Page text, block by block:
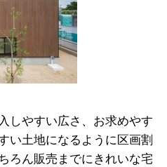
しやすい広さ、お求めやす
い土地になるように区画割
ろん販売までにきれいな宅